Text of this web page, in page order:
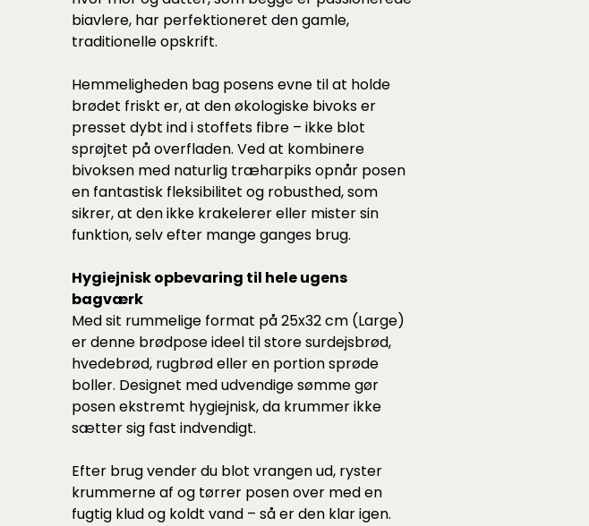
biavlere, har perfektioneret den gamle,
traditionelle opskrift.
Hemmeligheden bag posens evne til at holde
brødet friskt er, at den økologiske bivoks er
presset dybt ind i stoffets fibre – ikke blot
sprøjtet på overfladen. Ved at kombinere
bivoksen med naturlig træharpiks opnår posen
en fantastisk fleksibilitet og robusthed, som
sikrer, at den ikke krakelerer eller mister sin
funktion, selv efter mange ganges brug.
Hygiejnisk opbevaring til hele ugens
bagværk
Med sit rummelige format på 25x32 cm (Large)
er denne brødpose ideel til store surdejsbrød,
hvedebrød, rugbrød eller en portion sprøde
boller. Designet med udvendige sømme gør
posen ekstremt hygiejnisk, da krummer ikke
sætter sig fast indvendigt.
Efter brug vender du blot vrangen ud, ryster
krummerne af og tørrer posen over med en
fugtig klud og koldt vand – så er den klar igen.